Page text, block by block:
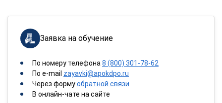
Заявка на обучение
По номеру телефона 8 (800) 301-78-62
По e-mail zayavki@apokdpo.ru
Через формуобратной связи
В онлайн-чате на сайте